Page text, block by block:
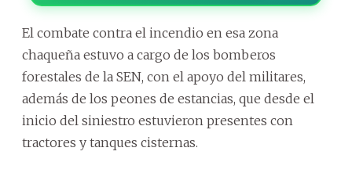
El combate contra el incendio en esa zona
chaqueña estuvo a cargo de los bomberos
forestales de la SEN, con el apoyo del militares,
además de los peones de estancias, que desde el
inicio del siniestro estuvieron presentes con
tractores y tanques cisternas.